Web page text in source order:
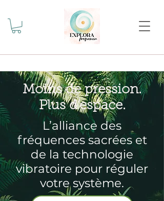
Moins de pression.
Plus d’espace.
L’alliance des
fréquences sacrées et
de la technologie
vibratoire pour réguler
votre système.